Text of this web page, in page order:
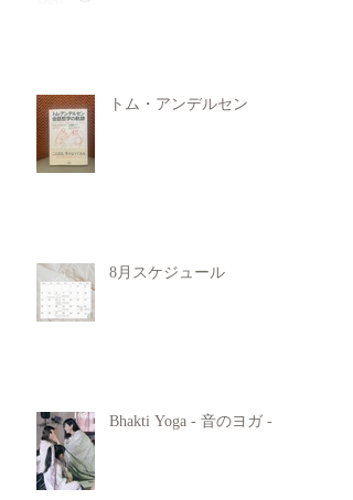
トム・アンデルセン
8月スケジュール
Bhakti Yoga - 音のヨガ -